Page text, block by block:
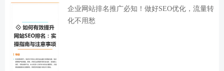
企业网站排名推广必知！做好SEO优化，流量转
化不用愁